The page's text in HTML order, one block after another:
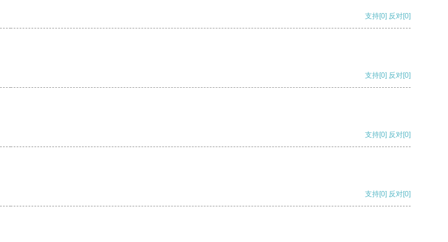
支持[0] 反对[0]
支持[0] 反对[0]
支持[0] 反对[0]
支持[0] 反对[0]